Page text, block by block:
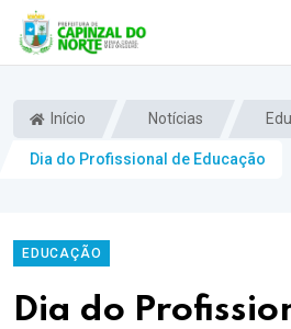
Início Notícias
Dia do Profissional de Educação
EDUCAÇÃO
Dia do